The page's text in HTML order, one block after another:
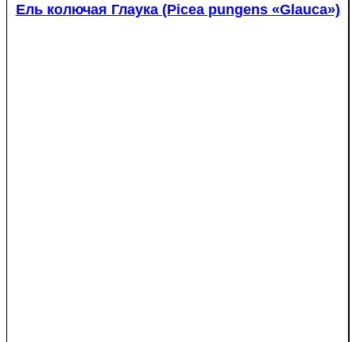
Ель колючая Глаука (Picea pungens «Glauca»)